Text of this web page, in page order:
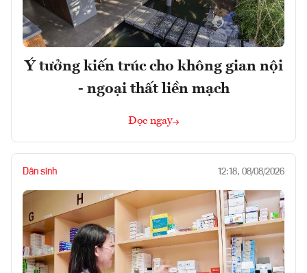
Ý tưởng kiến trúc cho không gian nội
- ngoại thất liền mạch
Đọc ngay
Dân sinh 12:18, 08/08/2026